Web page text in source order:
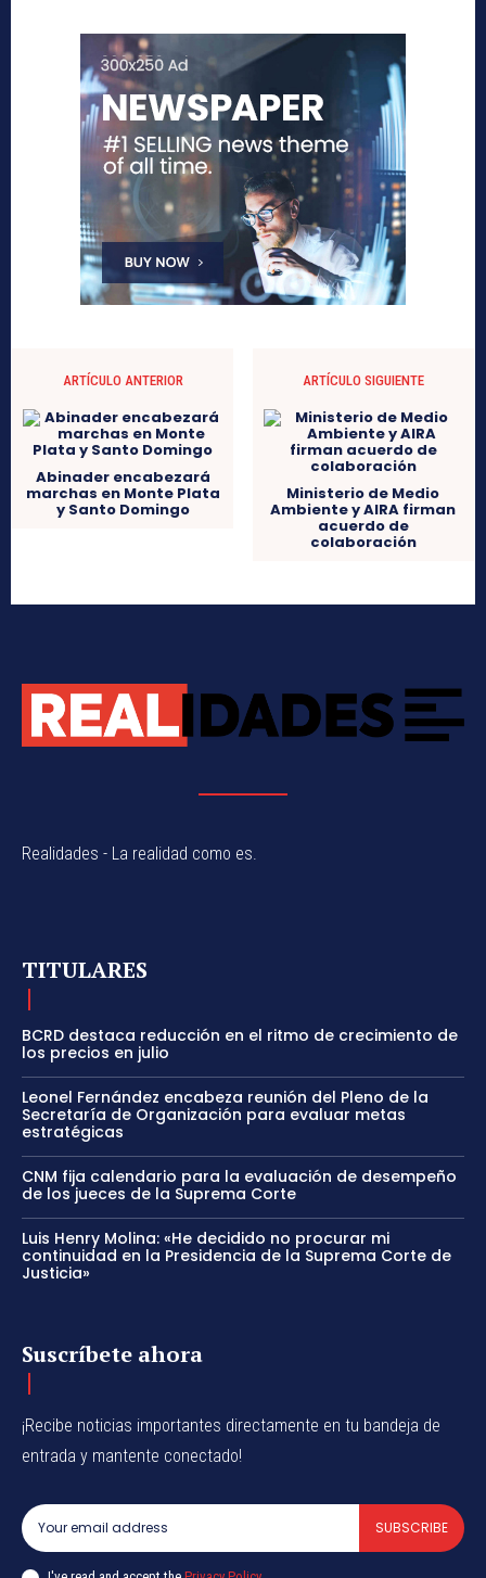
ARTÍCULO ANTERIOR
Abinader encabezará
marchas en Monte Plata
y Santo Domingo
ARTÍCULO SIGUIENTE
Ministerio de Medio
Ambiente y AIRA firman
acuerdo de
colaboración
Realidades - La realidad como es.
TITULARES
BCRD destaca reducción en el ritmo de crecimiento de
los precios en julio
Leonel Fernández encabeza reunión del Pleno de la
Secretaría de Organización para evaluar metas
estratégicas
CNM fija calendario para la evaluación de desempeño
de los jueces de la Suprema Corte
Luis Henry Molina: «He decidido no procurar mi
continuidad en la Presidencia de la Suprema Corte de
Justicia»
Suscríbete ahora
¡Recibe noticias importantes directamente en tu bandeja de
entrada y mantente conectado!
SUBSCRIBE